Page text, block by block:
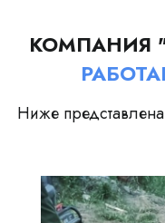
КОМПАНИЯ
Ниже